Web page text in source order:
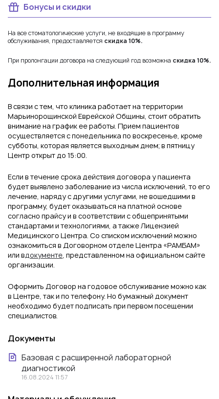
Бонусы и скидки
На все стоматологические услуги, не входящие в программу
обслуживания, предоставляется скидка 10%.
При пролонгации договора на следующий год возможна скидка 10%.
Дополнительная информация
В связи с тем, что клиника работает на территории
Марьинорощинской Еврейской Общины, стоит обратить
внимание на график ее работы. Прием пациентов
осуществляется с понедельника по воскресенье, кроме
субботы, которая является выходным днем; в пятницу
Центр открыт до 15:00.
Если в течение срока действия договора у пациента
будет выявлено заболевание из числа исключений, то его
лечение, наряду с другими услугами, не вошедшими в
программу, будет оказываться на платной основе
согласно прайсу и в соответствии с общепринятыми
стандартами и технологиями, а также Лицензией
Медицинского Центра. Со списком исключений можно
ознакомиться в Договорном отделе Центра «РАМБАМ»
или вдокументе, представленном на официальном сайте
организации.
Оформить Договор на годовое обслуживание можно как
в Центре, так и по телефону. Но бумажный документ
необходимо будет подписать при первом посещении
специалистов.
Документы
Базовая с расширенной лабораторной
диагностикой
16.08.2024 11:57